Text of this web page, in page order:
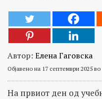
Автор: Елена Гаговска
Објавено на 17 септември 2025 во
На првиот ден од